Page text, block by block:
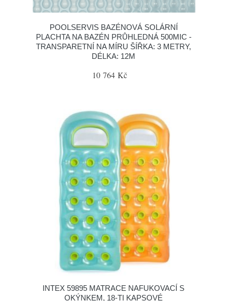
POOLSERVIS BAZÉNOVÁ SOLÁRNÍ
PLACHTA NA BAZÉN PRŮHLEDNÁ 500MIC -
TRANSPARETNÍ NA MÍRU ŠÍŘKA: 3 METRY,
DÉLKA: 12M
10 764 Kč
INTEX 59895 MATRACE NAFUKOVACÍ S
OKÝNKEM, 18-TI KAPSOVÉ